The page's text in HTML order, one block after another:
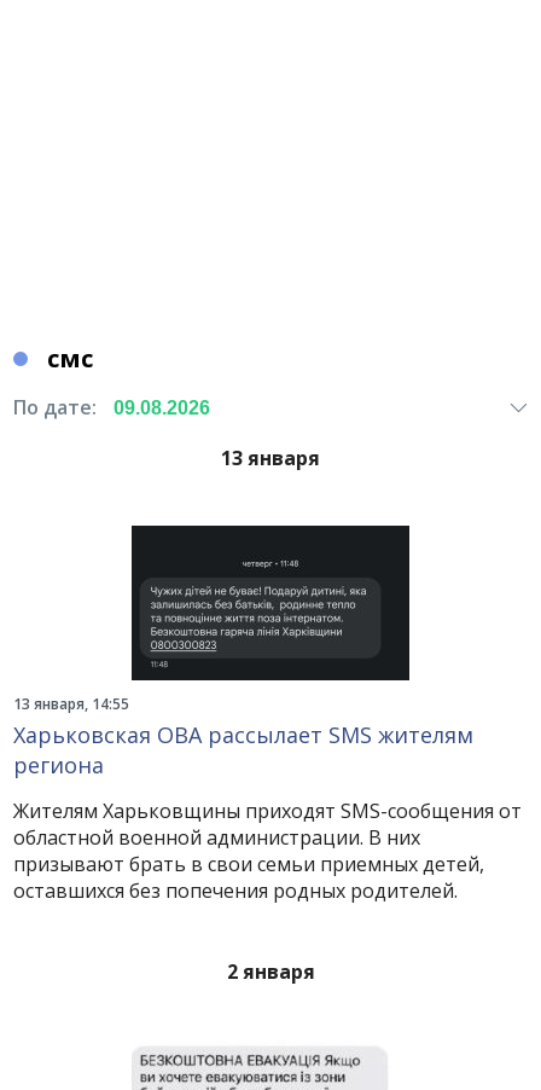
смс
По дате:
13 января
13 января, 14:55
Харьковская ОВА рассылает SMS жителям
региона
Жителям Харьковщины приходят SMS-сообщения от
областной военной администрации. В них
призывают брать в свои семьи приемных детей,
оставшихся без попечения родных родителей.
2 января